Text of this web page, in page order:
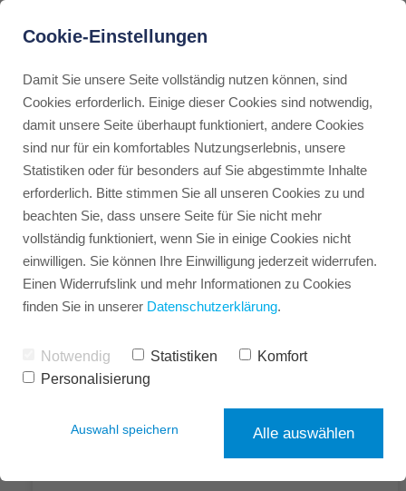
ZWISCHEN HYPE UND HALTUNG
Arbeitsfähig?
Enkelfähig.
Cookie-Einstellungen
Damit Sie unsere Seite vollständig nutzen können, sind
Cookies erforderlich. Einige dieser Cookies sind notwendig,
damit unsere Seite überhaupt funktioniert, andere Cookies
sind nur für ein komfortables Nutzungserlebnis, unsere
Statistiken oder für besonders auf Sie abgestimmte Inhalte
erforderlich. Bitte stimmen Sie all unseren Cookies zu und
beachten Sie, dass unsere Seite für Sie nicht mehr
vollständig funktioniert, wenn Sie in einige Cookies nicht
einwilligen. Sie können Ihre Einwilligung jederzeit widerrufen.
Einen Widerrufslink und mehr Informationen zu Cookies
finden Sie in unserer Datenschutzerklärung.
Notwendig Statistiken
Komfort
Personalisierung
Auswahl speichern Alle auswählen